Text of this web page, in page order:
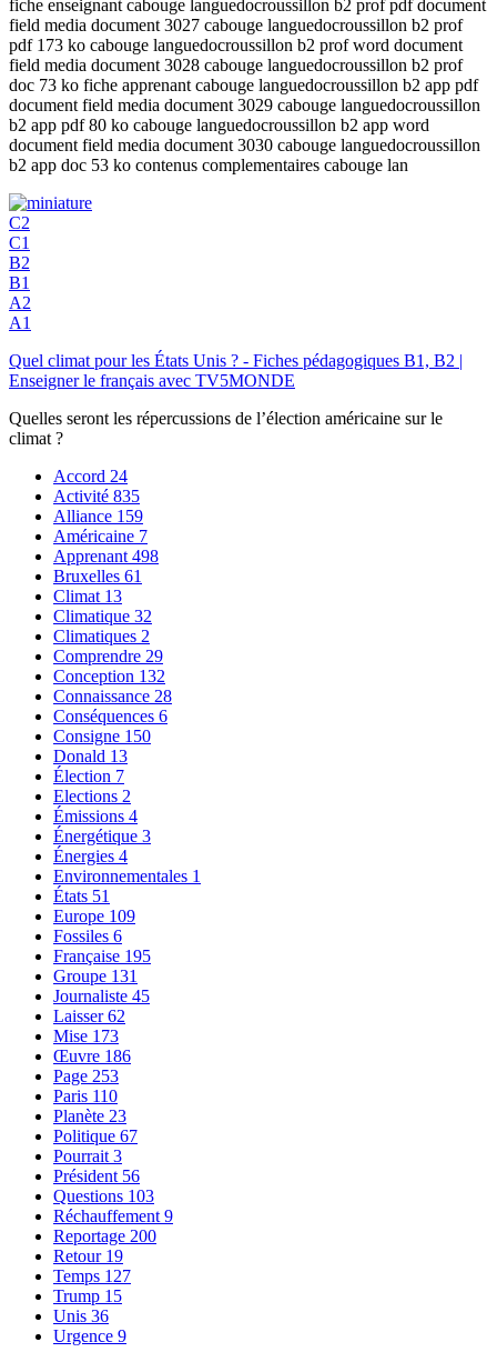
fiche enseignant cabouge languedocroussillon b2 prof pdf document
field media document 3027 cabouge languedocroussillon b2 prof
pdf 173 ko cabouge languedocroussillon b2 prof word document
field media document 3028 cabouge languedocroussillon b2 prof
doc 73 ko fiche apprenant cabouge languedocroussillon b2 app pdf
document field media document 3029 cabouge languedocroussillon
b2 app pdf 80 ko cabouge languedocroussillon b2 app word
document field media document 3030 cabouge languedocroussillon
b2 app doc 53 ko contenus complementaires cabouge lan
C2
C1
B2
B1
A2
A1
Quel climat pour les États Unis ? - Fiches pédagogiques B1, B2 |
Enseigner le français avec TV5MONDE
Quelles seront les répercussions de l’élection américaine sur le
climat ?
Accord 24
Activité 835
Alliance 159
Américaine 7
Apprenant 498
Bruxelles 61
Climat 13
Climatique 32
Climatiques 2
Comprendre 29
Conception 132
Connaissance 28
Conséquences 6
Consigne 150
Donald 13
Élection 7
Elections 2
Émissions 4
Énergétique 3
Énergies 4
Environnementales 1
États 51
Europe 109
Fossiles 6
Française 195
Groupe 131
Journaliste 45
Laisser62
Mise 173
Œuvre 186
Page 253
Paris 110
Planète 23
Politique 67
Pourrait 3
Président 56
Questions 103
Réchauffement 9
Reportage 200
Retour 19
Temps 127
Trump 15
Unis 36
Urgence 9